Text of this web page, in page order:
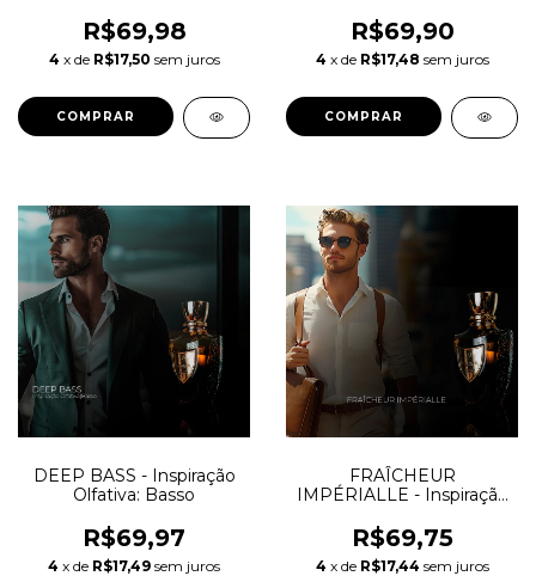
R$69,98
4 x de R$17,50 sem juros
COMPRAR
R$69,90
4 x de R$17,48 sem juros
COMPRAR
DEEP BASS - Inspiração
Olfativa: Basso
R$69,97
4 x de R$17,49 sem juros
FRAÎCHEUR
IMPÉRIALLE - Inspiração
R$69,75
4 x de R$17,44 sem juros